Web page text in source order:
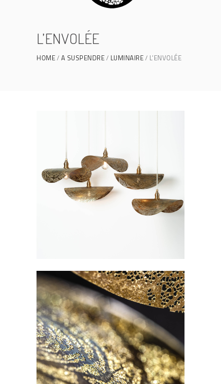
L’ENVOLÉE
HOME A SUSPENDRE LUMINAIRE L’ENVOLÉE